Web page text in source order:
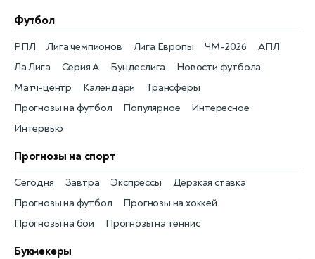
Футбол
Новости футбола
РПЛ
Матч-центр
Лига чемпионов
Календари
Лига Европы
Трансферы
ЧМ-2026
Прогнозы на футбол
АПЛ
Популярное
Ла Лига
Интересное
Серия А
Интервью
Бундеслига
Прогнозы на спорт
Прогнозы на футбол
Сегодня
Прогнозы на хоккей
Завтра
Прогнозы на бои
Экспрессы
Прогнозы на теннис
Дерзкая ставка
Букмекеры